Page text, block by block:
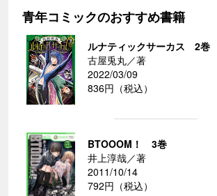
青年コミックのおすすめ書籍
ルナティックサーカス 2巻
古屋兎丸／著
2022/03/09
836円（税込）
BTOOOM！ 3巻
井上淳哉／著
2011/10/14
792円（税込）